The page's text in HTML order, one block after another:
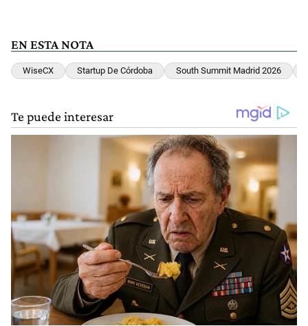
EN ESTA NOTA
WiseCX Startup De Córdoba South Summit Madrid 2026